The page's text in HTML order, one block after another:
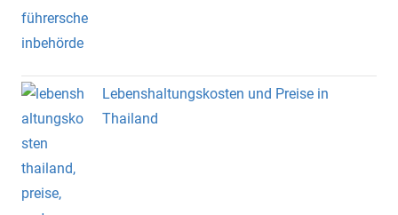
Lebenshaltungskosten und Preise in
Thailand